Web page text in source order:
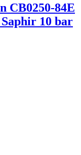
CB0250-84E
10 bar